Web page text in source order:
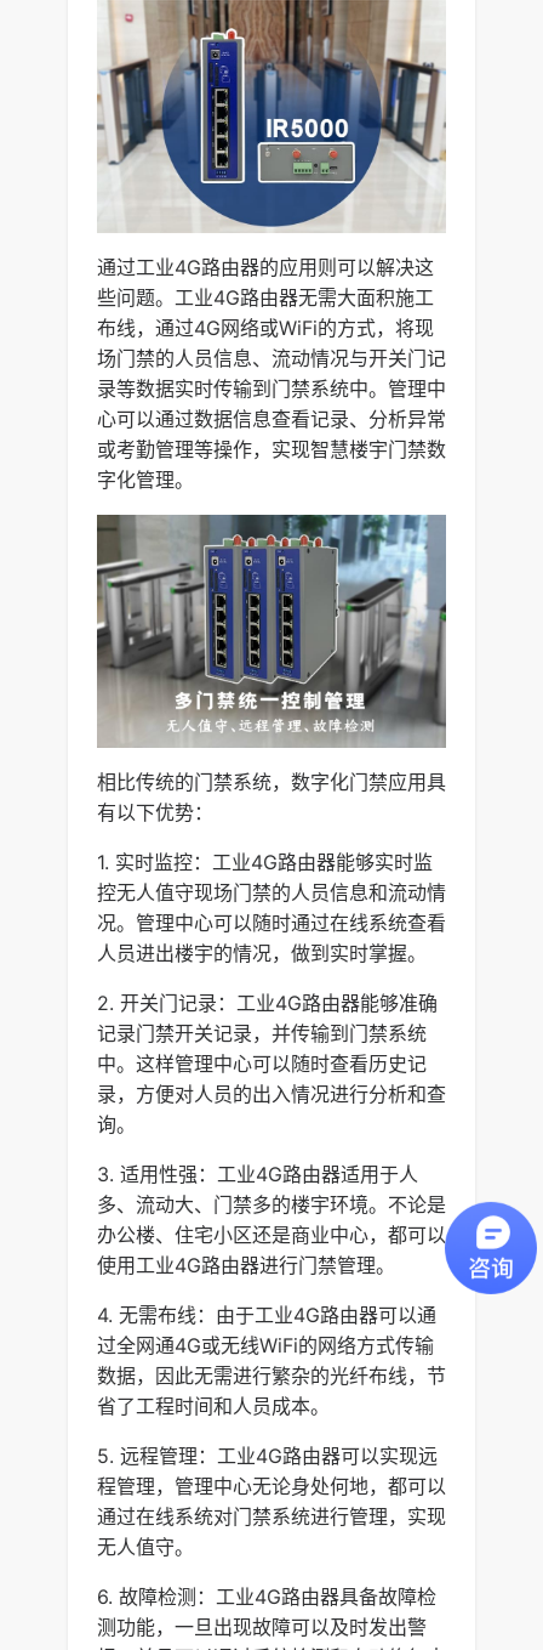
通过工业4G路由器的应用则可以解决这
些问题。工业4G路由器无需大面积施工
布线，通过4G网络或WiFi的方式，将现
场门禁的人员信息、流动情况与开关门记
录等数据实时传输到门禁系统中。管理中
心可以通过数据信息查看记录、分析异常
或考勤管理等操作，实现智慧楼宇门禁数
字化管理。
相比传统的门禁系统，数字化门禁应用具
有以下优势：
1. 实时监控：工业4G路由器能够实时监
控无人值守现场门禁的人员信息和流动情
况。管理中心可以随时通过在线系统查看
人员进出楼宇的情况，做到实时掌握。
2. 开关门记录：工业4G路由器能够准确
记录门禁开关记录，并传输到门禁系统
中。这样管理中心可以随时查看历史记
录，方便对人员的出入情况进行分析和查
询。
3. 适用性强：工业4G路由器适用于人
多、流动大、门禁多的楼宇环境。不论是
办公楼、住宅小区还是商业中心，都可以
使用工业4G路由器进行门禁管理。
4. 无需布线：由于工业4G路由器可以通
过全网通4G或无线WiFi的网络方式传输
数据，因此无需进行繁杂的光纤布线，节
省了工程时间和人员成本。
5. 远程管理：工业4G路由器可以实现远
程管理，管理中心无论身处何地，都可以
通过在线系统对门禁系统进行管理，实现
无人值守。
6. 故障检测：工业4G路由器具备故障检
测功能，一旦出现故障可以及时发出警